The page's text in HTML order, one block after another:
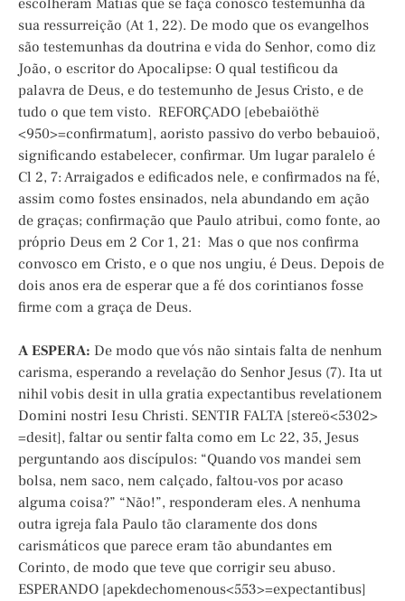
escolheram Matias que se faça conosco testemunha da
sua ressurreição (At 1, 22). De modo que os evangelhos
são testemunhas da doutrina e vida do Senhor, como diz
João, o escritor do Apocalipse: O qual testificou da
palavra de Deus, e do testemunho de Jesus Cristo, e de
tudo o que tem visto. REFORÇADO [ebebaiöthë
<950>=confirmatum], aoristo passivo do verbo bebauioö,
significando estabelecer, confirmar. Um lugar paralelo é
Cl 2, 7: Arraigados e edificados nele, e confirmados na fé,
assim como fostes ensinados, nela abundando em ação
de graças; confirmação que Paulo atribui, como fonte, ao
próprio Deus em 2 Cor 1, 21: Mas o que nos confirma
convosco em Cristo, e o que nos ungiu, é Deus. Depois de
dois anos era de esperar que a fé dos corintianos fosse
firme com a graça de Deus.
A ESPERA: De modo que vós não sintais falta de nenhum
carisma, esperando a revelação do Senhor Jesus (7). Ita ut
nihil vobis desit in ulla gratia expectantibus revelationem
Domini nostri Iesu Christi. SENTIR FALTA [stereö<5302>
=desit], faltar ou sentir falta como em Lc 22, 35, Jesus
perguntando aos discípulos: “Quando vos mandei sem
bolsa, nem saco, nem calçado, faltou-vos por acaso
alguma coisa?” “Não!”, responderam eles. A nenhuma
outra igreja fala Paulo tão claramente dos dons
carismáticos que parece eram tão abundantes em
Corinto, de modo que teve que corrigir seu abuso.
ESPERANDO [apekdechomenous<553>=expectantibus]